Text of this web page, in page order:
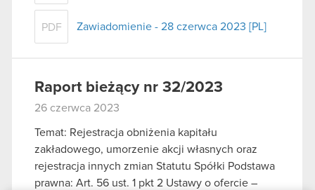
PDF Zawiadomienie - 28 czerwca 2023 [PL]
Raport bieżący nr 32/2023
26 czerwca 2023
Temat: Rejestracja obniżenia kapitału
zakładowego, umorzenie akcji własnych oraz
rejestracja innych zmian Statutu Spółki Podstawa
prawna: Art. 56 ust. 1 pkt 2 Ustawy o ofercie –